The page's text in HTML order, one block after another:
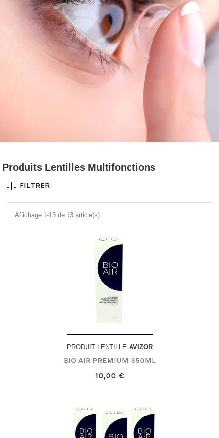
Produits Lentilles Multifonctions
Filtrer
Affichage 1-13 de 13 article(s)
PRODUIT LENTILLE AVIZOR
Bio Air Premium 350mL
10,00 €